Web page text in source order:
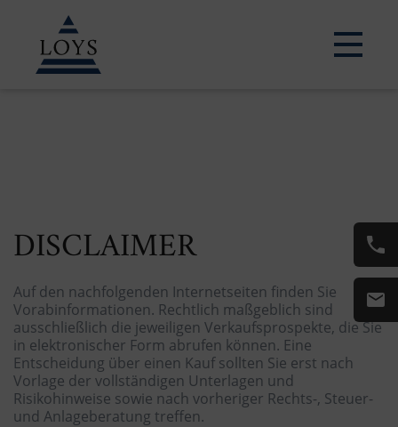
DISCLAIMER
Auf den nachfolgenden Internetseiten finden Sie
Vorabinformationen. Rechtlich maßgeblich sind
ausschließlich die jeweiligen Verkaufsprospekte, die Sie
in elektronischer Form abrufen können. Eine
Entscheidung über einen Kauf sollten Sie erst nach
Vorlage der vollständigen Unterlagen und
Risikohinweise sowie nach vorheriger Rechts-, Steuer-
und Anlageberatung treffen.